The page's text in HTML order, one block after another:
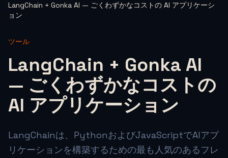
LangChain + Gonka AI — ごくわずかなコストの AI アプリケーシ
ョン
ツール
LangChain + Gonka AI
— ごくわずかなコストの
AI アプリケーション
LangChainは、PythonおよびJavaScriptでAIアプ
リケーションを構築するための最も人気のあるフレ